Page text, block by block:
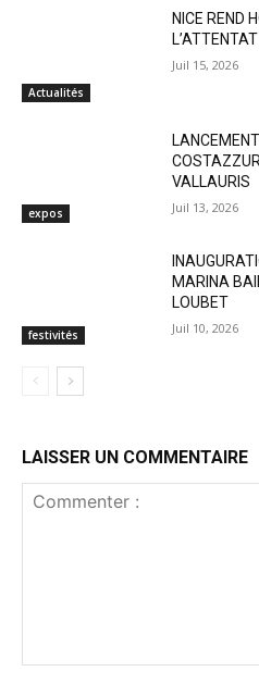
Actualités
NICE REND
Juil 15, 2026
expos
VALLAURIS
Juil 13, 2026
festivités
MARINA
LOUBET
Juil 10, 2026
LAISSER UN COMMENTAIRE